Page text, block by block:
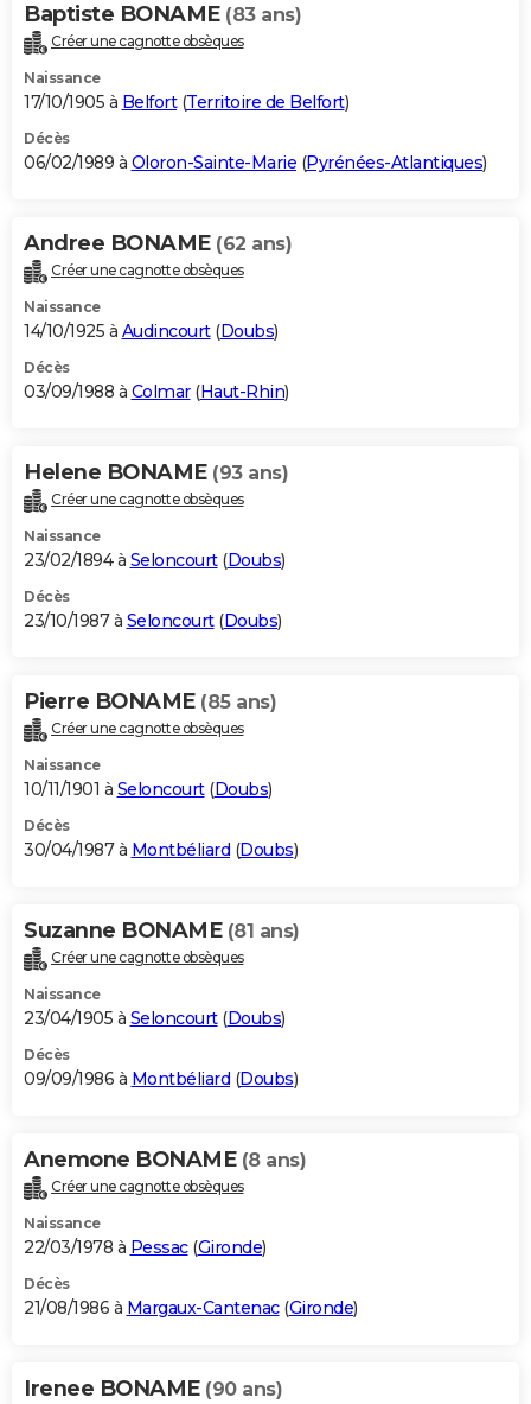
Baptiste BONAME (83 ans)
Créer une cagnotte obsèques
Naissance
17/10/1905 à Belfort(Territoire de Belfort)
Décès
06/02/1989 à Oloron-Sainte-Marie (Pyrénées-Atlantiques)
Andree BONAME (62 ans)
Créer une cagnotte obsèques
Naissance
14/10/1925 à Audincourt(Doubs)
Décès
03/09/1988 à Colmar(Haut-Rhin)
Helene BONAME (93 ans)
Créer une cagnotte obsèques
Naissance
23/02/1894 à Seloncourt(Doubs)
Décès
23/10/1987 à Seloncourt(Doubs)
Pierre BONAME (85 ans)
Créer une cagnotte obsèques
Naissance
10/11/1901 à Seloncourt(Doubs)
Décès
30/04/1987 à Montbéliard (Doubs)
Suzanne BONAME (81 ans)
Créer une cagnotte obsèques
Naissance
23/04/1905 à Seloncourt(Doubs)
Décès
09/09/1986 à Montbéliard (Doubs)
Anemone BONAME (8 ans)
Créer une cagnotte obsèques
Naissance
22/03/1978 à Pessac(Gironde)
Décès
21/08/1986 à Margaux-Cantenac(Gironde)
Irenee BONAME (90 ans)